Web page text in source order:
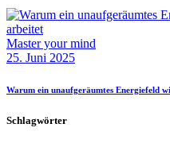
Master your mind
25. Juni 2025
Warum ein unaufgeräumtes Energiefeld
Schlagwörter